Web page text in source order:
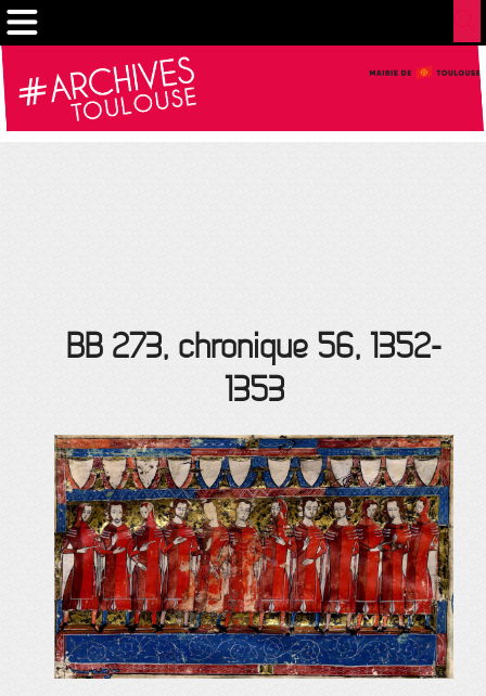
BB 273, chronique 56, 1352-
1353
Cookies management panel